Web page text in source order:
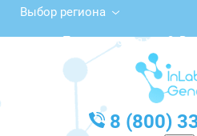
Выбор региона
Пролетарская ул., 3,
с 10:00 до
График работы: Пн-Пт
8 (800)